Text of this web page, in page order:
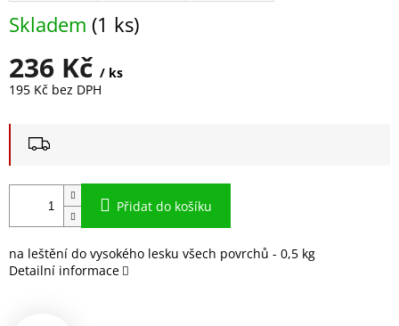
236 Kč / ks
195 Kč bez DPH
Skladem (1 ks)
Přidat do košíku
na leštění do vysokého lesku všech povrchů - 0,5 kg
Detailní informace